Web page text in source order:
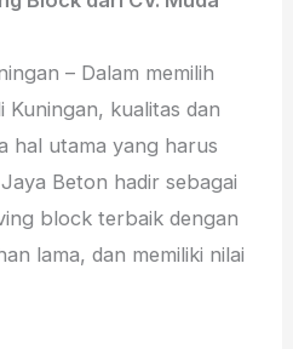
– Dalam memilih
kualitas dan
hal utama yang harus
Beton hadir sebagai
block terbaik dengan
lama, dan memiliki nilai